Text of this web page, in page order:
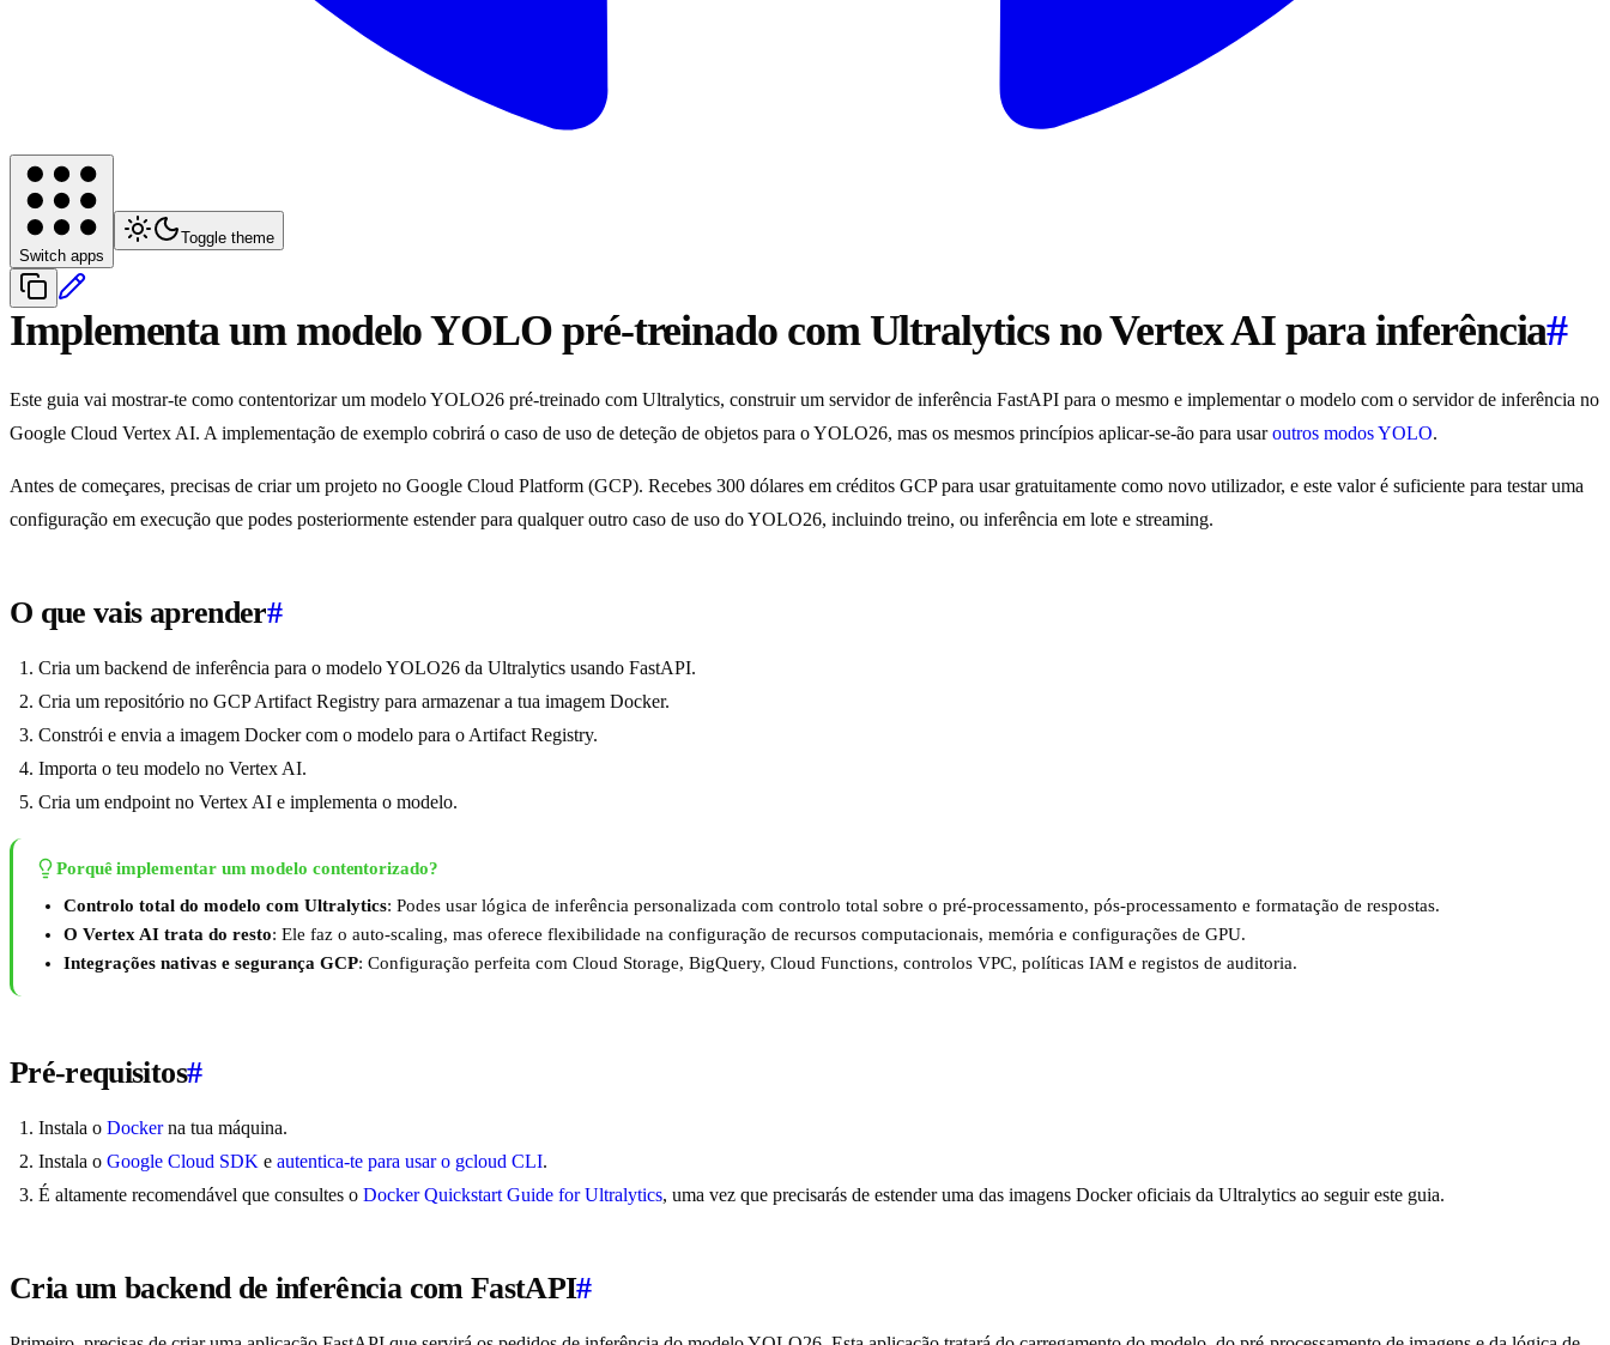
Switch apps
Toggle theme
Implementa um modelo YOLO pré-treinado com Ultralytics no Vertex AI para inferência#
Este guia vai mostrar-te como contentorizar um modelo YOLO26 pré-treinado com Ultralytics, construir um servidor de inferência FastAPI para o mesmo e implementar o modelo com o servidor de inferência no
Google Cloud Vertex AI. A implementação de exemplo cobrirá o caso de uso de deteção de objetos para o YOLO26, mas os mesmos princípios aplicar-se-ão para usaroutros modos YOLO.
Antes de começares, precisas de criar um projeto no Google Cloud Platform (GCP). Recebes 300 dólares em créditos GCP para usar gratuitamente como novo utilizador, e este valor é suficiente para testar uma
configuração em execução que podes posteriormente estender para qualquer outro caso de uso do YOLO26, incluindo treino, ou inferência em lote e streaming.
O que vais aprender#
Cria um backend de inferência para o modelo YOLO26 da Ultralytics usando FastAPI.
Cria um repositório no GCP Artifact Registry para armazenar a tua imagem Docker.
Constrói e envia a imagem Docker com o modelo para o Artifact Registry.
Importa o teu modelo no Vertex AI.
Cria um endpoint no Vertex AI e implementa o modelo.
Porquê implementar um modelo contentorizado?
Controlo total do modelo com Ultralytics: Podes usar lógica de inferência personalizada com controlo total sobre o pré-processamento, pós-processamento e formatação de respostas.
O Vertex AI trata do resto: Ele faz o auto-scaling, mas oferece flexibilidade na configuração de recursos computacionais, memória e configurações de GPU.
Integrações nativas e segurança GCP: Configuração perfeita com Cloud Storage, BigQuery, Cloud Functions, controlos VPC, políticas IAM e registos de auditoria.
Pré-requisitos#
Instala o Dockerna tua máquina.
Instala o Google Cloud SDK e autentica-te para usar o gcloud CLI.
É altamente recomendável que consultes o Docker Quickstart Guide for Ultralytics, uma vez que precisarás de estender uma das imagens Docker oficiais da Ultralytics ao seguir este guia.
Cria um backend de inferência com FastAPI#